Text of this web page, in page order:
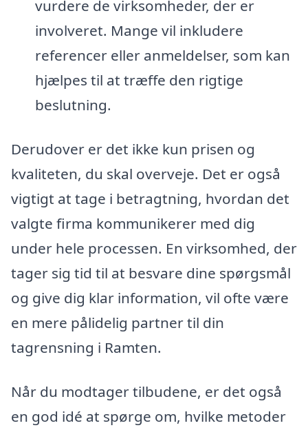
vurdere de virksomheder, der er
involveret. Mange vil inkludere
referencer eller anmeldelser, som kan
hjælpes til at træffe den rigtige
beslutning.
Derudover er det ikke kun prisen og
kvaliteten, du skal overveje. Det er også
vigtigt at tage i betragtning, hvordan det
valgte firma kommunikerer med dig
under hele processen. En virksomhed, der
tager sig tid til at besvare dine spørgsmål
og give dig klar information, vil ofte være
en mere pålidelig partner til din
tagrensning i Ramten.
Når du modtager tilbudene, er det også
en god idé at spørge om, hvilke metoder